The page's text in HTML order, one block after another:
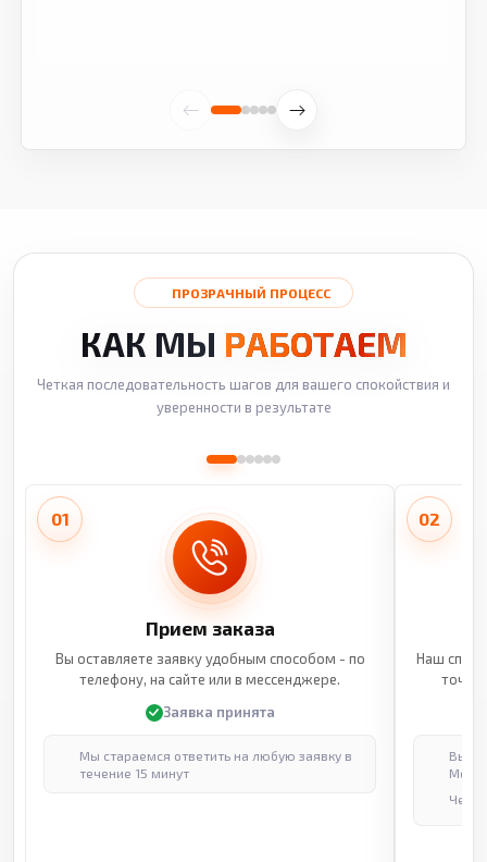
ПРОЗРАЧНЫЙ ПРОЦЕСС
КАК МЫ РАБОТАЕМ
Четкая последовательность шагов для вашего спокойствия и
уверенности в результате
01
Прием заказа
Вы оставляете заявку удобным способом - по
телефону, на сайте или в мессенджере.
Заявка принята
Мы стараемся ответить на любую заявку в
течение 15 минут
02
Наш